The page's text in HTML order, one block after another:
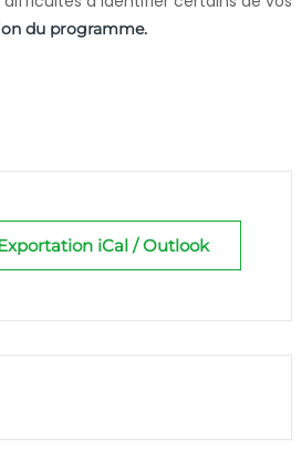
du programme.
iCal / Outlook